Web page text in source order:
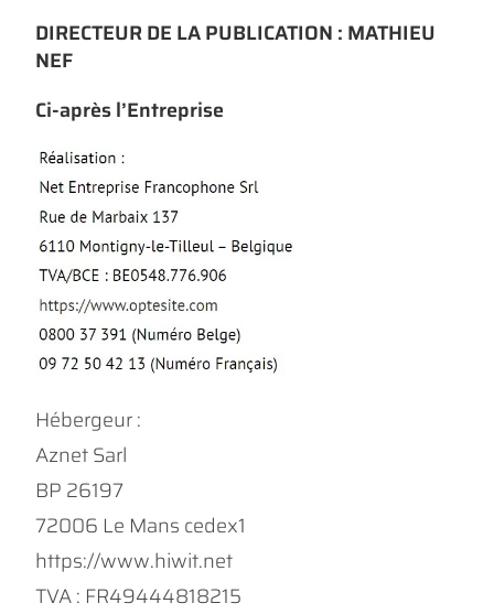
DIRECTEUR DE LA PUBLICATION : MATHIEU
NEF
Ci-après l’Entreprise
Hébergeur :
Aznet Sarl
BP 26197
72006 Le Mans cedex1
https://www.hiwit.net
TVA : FR49444818215